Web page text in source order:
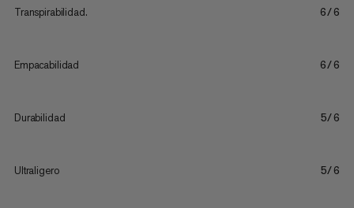
Transpirabilidad. 6/6
Empacabilidad 6/6
Durabilidad 5/6
Ultraligero 5/6